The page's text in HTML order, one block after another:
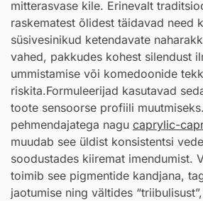
mitterasvase kile. Erinevalt
raskematest õlidest täidavad need
süsivesinikud ketendavate
vahed, pakkudes kohest silendust
ummistamise või komedoonide
riskita.Formuleerijad kasutavad
toote sensoorse profiili
pehmendajatega nagu caprylic-
muudab see üldist konsistentsi
soodustades kiiremat imendumist.
toimib see pigmentide kandjana,
jaotumise ning vältides